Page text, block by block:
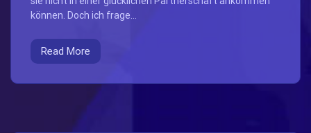
können. Doch ich frage...
Read More